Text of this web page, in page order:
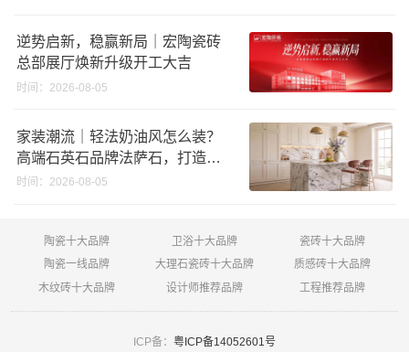
逆势启新，稳赢新局｜宏陶瓷砖
总部展厅焕新升级开工大吉
时间：2026-08-05
家装潮流｜轻法奶油风怎么装？
高端石英石品牌法萨石，打造质
感橱柜台面
时间：2026-08-05
陶瓷十大品牌 卫浴十大品牌
瓷砖十大品牌
陶瓷一线品牌
大理石瓷砖十大品牌
质感砖十大品牌
木纹砖十大品牌
设计师推荐品牌 工程推荐品牌
ICP备： 粤ICP备14052601号